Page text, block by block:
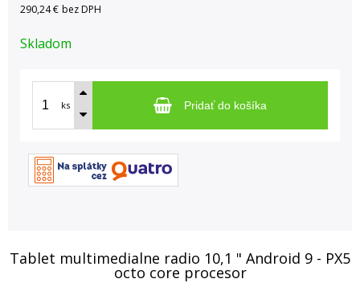
290,24 € bez DPH
Skladom
ks Pridať do košíka
Tablet multimedialne radio 10,1 " Android 9 - PX5
octo core procesor